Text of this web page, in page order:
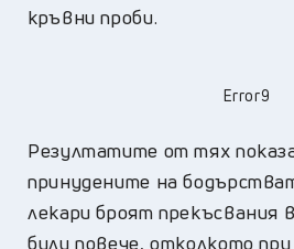
кръвни проби.
Error9
Резултатите от тях
принудените на
лекари броят прекъсвания
били повече, отколкото